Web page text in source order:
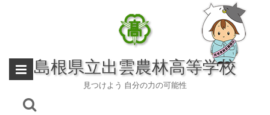
島根県立出雲農林高等学校
見つけよう 自分の力の可能性